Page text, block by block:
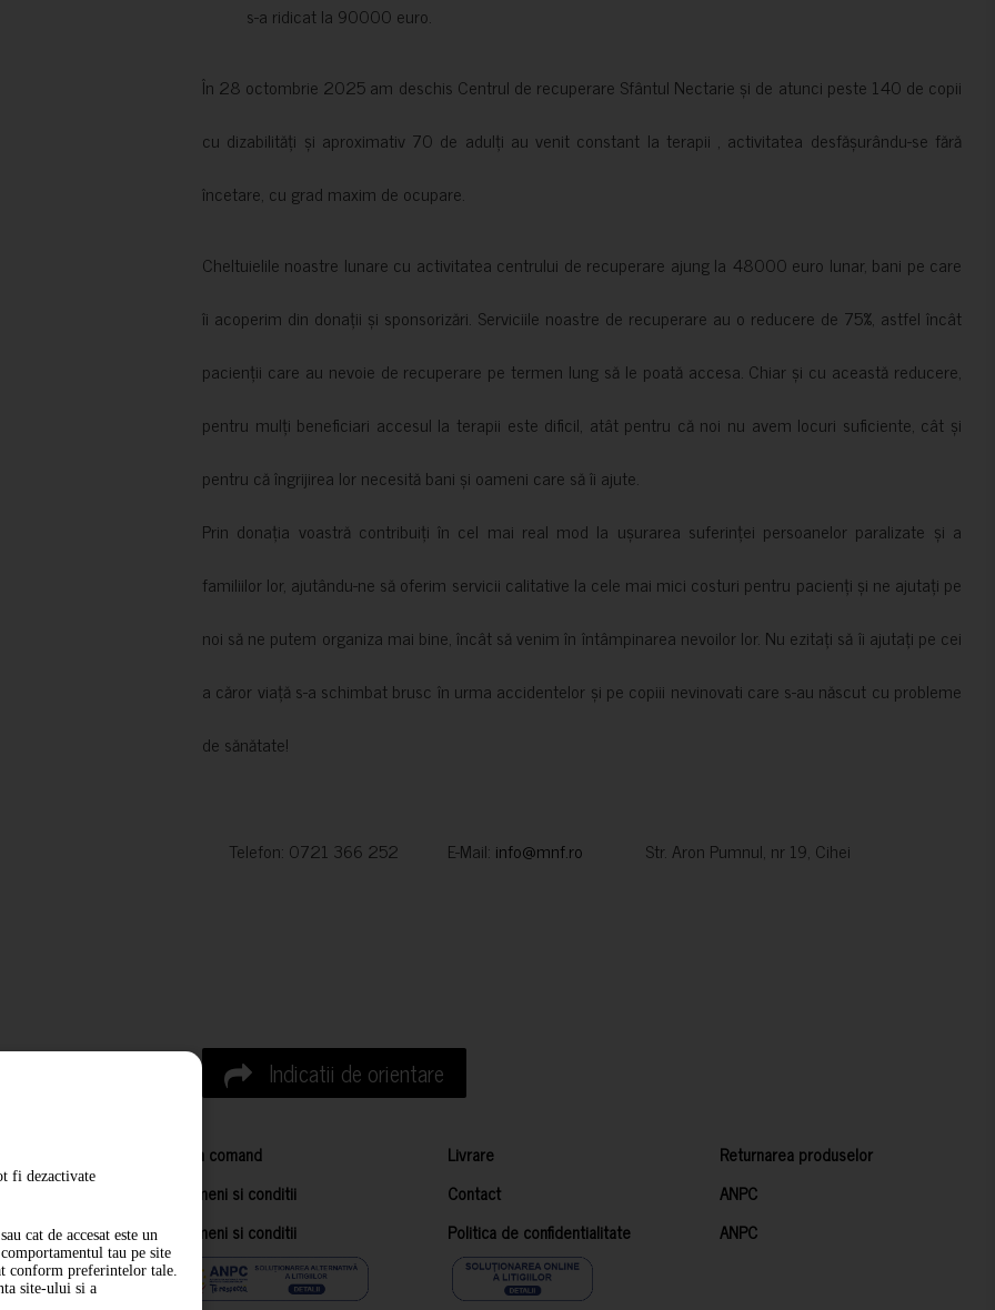
s-a ridicat la 90000 euro.
În 28 octombrie 2025 am deschis Centrul de recuperare Sfântul Nectarie și de atunci peste 140 de copii
cu dizabilități și aproximativ 70 de adulți au venit constant la terapii , activitatea desfășurându-se fără
încetare, cu grad maxim de ocupare.
Cheltuielile noastre lunare cu activitatea centrului de recuperare ajung la 48000 euro lunar, bani pe care
îi acoperim din donații și sponsorizări. Serviciile noastre de recuperare au o reducere de 75%, astfel încât
pacienții care au nevoie de recuperare pe termen lung să le poată accesa. Chiar și cu această reducere,
pentru mulți beneficiari accesul la terapii este dificil, atât pentru că noi nu avem locuri suficiente, cât și
pentru că îngrijirea lor necesită bani și oameni care să îi ajute.
Prin donația voastră contribuiți în cel mai real mod la ușurarea suferinței persoanelor paralizate și a
familiilor lor, ajutându-ne să oferim servicii calitative la cele mai mici costuri pentru pacienți și ne ajutați pe
noi să ne putem organiza mai bine, încât să venim în întâmpinarea nevoilor lor. Nu ezitați să îi ajutați pe cei
a căror viață s-a schimbat brusc în urma accidentelor și pe copiii nevinovati care s-au născut cu probleme
de sănătate!
Telefon: 0721 366 252 E-Mail: info@mnf.ro Str. Aron Pumnul, nr 19, Cihei
Indicatii de orientare
Cum comand Livrare
Returnarea produselor
Termeni si conditii
Contact
ANPC
Termeni si conditii
Politica de confidentialitate ANPC
fi dezactivate
cat de accesat este un
tau pe site
conform preferintelor tale.
site-ului si a